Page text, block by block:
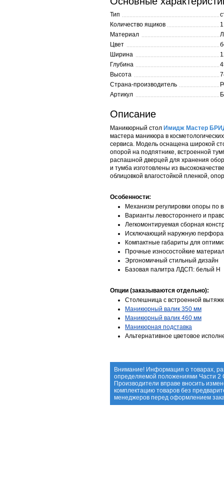
Тип
Количество ящиков
1
Материал
Цвет
Ширина
Глубина
Высота
Страна-производитель
Артикул
Описание
Маникюрный стол Имидж Мастер
мастера маникюра в
сервиса. Модель оснащена широкой
опорой на подпятнике, встроенной
распашной дверцей для хранения
и тумба изготовлены из
облицовкой влагостойкой пленкой,
Особенности:
Механизм регулировки опоры по
Варианты левостороннего и
Легкомонтируемая сборная
Исключающий наружную
Компактные габариты для
Прочные износостойкие
Эргономичный стильный дизайн
Базовая палитра ЛДСП: белый Н
Опции (заказываются отдельно):
Столешница с встроенной
Маникюрный валик 350 мм
Маникюрный валик 460 мм
Маникюрная подставка
Альтернативное цветовое
Внимание! Информация о товарах,
определяемой положениями Части 2
Производители вправе вносить
комплектацию товаров без
менеджеров перед оформлением